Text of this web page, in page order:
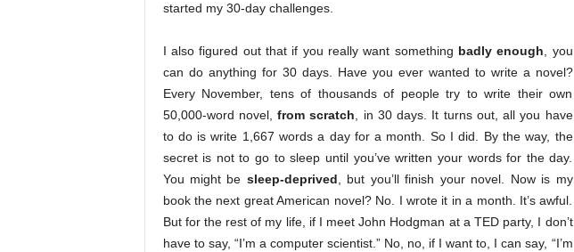
started my 30-day challenges.
I also figured out that if you really want something badly enough, you
can do anything for 30 days. Have you ever wanted to write a novel?
Every November, tens of thousands of people try to write their own
50,000-word novel, from scratch, in 30 days. It turns out, all you have
to do is write 1,667 words a day for a month. So I did. By the way, the
secret is not to go to sleep until you’ve written your words for the day.
You might be sleep-deprived, but you’ll finish your novel. Now is my
book the next great American novel? No. I wrote it in a month. It’s awful.
But for the rest of my life, if I meet John Hodgman at a TED party, I don’t
have to say, “I’m a computer scientist.” No, no, if I want to, I can say, “I’m